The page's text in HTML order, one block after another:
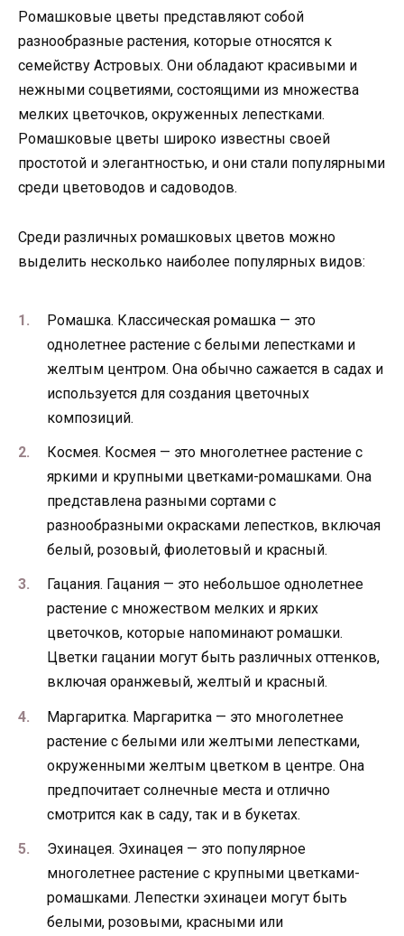
Ромашковые цветы представляют собой
разнообразные растения, которые относятся к
семейству Астровых. Они обладают красивыми и
нежными соцветиями, состоящими из множества
мелких цветочков, окруженных лепестками.
Ромашковые цветы широко известны своей
простотой и элегантностью, и они стали популярными
среди цветоводов и садоводов.
Среди различных ромашковых цветов можно
выделить несколько наиболее популярных видов:
Ромашка. Классическая ромашка — это
однолетнее растение с белыми лепестками и
желтым центром. Она обычно сажается в садах и
используется для создания цветочных
композиций.
Космея. Космея — это многолетнее растение с
яркими и крупными цветками-ромашками. Она
представлена разными сортами с
разнообразными окрасками лепестков, включая
белый, розовый, фиолетовый и красный.
Гацания. Гацания — это небольшое однолетнее
растение с множеством мелких и ярких
цветочков, которые напоминают ромашки.
Цветки гацании могут быть различных оттенков,
включая оранжевый, желтый и красный.
Маргаритка. Маргаритка — это многолетнее
растение с белыми или желтыми лепестками,
окруженными желтым цветком в центре. Она
предпочитает солнечные места и отлично
смотрится как в саду, так и в букетах.
Эхинацея. Эхинацея — это популярное
многолетнее растение с крупными цветками-
ромашками. Лепестки эхинацеи могут быть
белыми, розовыми, красными или